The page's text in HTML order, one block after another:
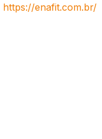
https://enafit.com.br/